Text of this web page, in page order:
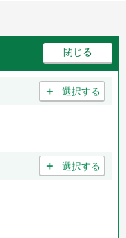
＋ 選択する
＋ 選択する